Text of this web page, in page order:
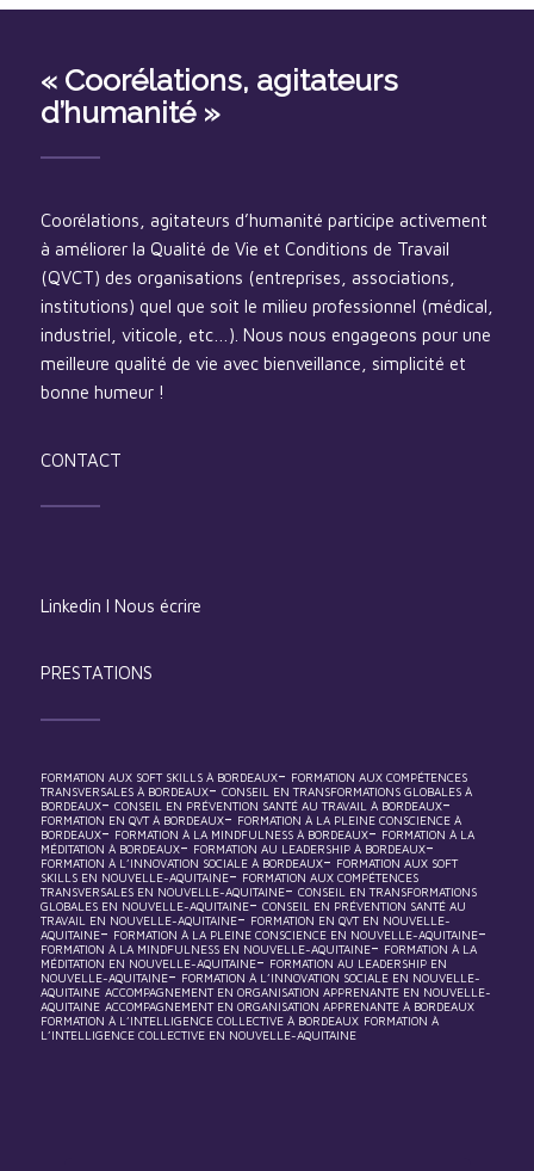
« Coorélations, agitateurs
d’humanité »
Coorélations, agitateurs d’humanité participe activement
à améliorer la Qualité de Vie et Conditions de Travail
(QVCT) des organisations (entreprises, associations,
institutions) quel que soit le milieu professionnel (médical,
industriel, viticole, etc…). Nous nous engageons pour une
meilleure qualité de vie avec bienveillance, simplicité et
bonne humeur !
CONTACT
Linkedin I Nous écrire
PRESTATIONS
FORMATION AUX SOFT SKILLS À BORDEAUX- FORMATION AUX COMPÉTENCES
TRANSVERSALES À BORDEAUX- CONSEIL EN TRANSFORMATIONS GLOBALES À
BORDEAUX- CONSEIL EN PRÉVENTION SANTÉ AU TRAVAIL À BORDEAUX-
FORMATION EN QVT À BORDEAUX- FORMATION À LA PLEINE CONSCIENCE À
BORDEAUX- FORMATION À LA MINDFULNESS À BORDEAUX- FORMATION À LA
MÉDITATION À BORDEAUX- FORMATION AU LEADERSHIP À BORDEAUX-
FORMATION À L’INNOVATION SOCIALE À BORDEAUX- FORMATION AUX SOFT
SKILLS EN NOUVELLE-AQUITAINE- FORMATION AUX COMPÉTENCES
TRANSVERSALES EN NOUVELLE-AQUITAINE- CONSEIL EN TRANSFORMATIONS
GLOBALES EN NOUVELLE-AQUITAINE- CONSEIL EN PRÉVENTION SANTÉ AU
TRAVAIL EN NOUVELLE-AQUITAINE- FORMATION EN QVT EN NOUVELLE-
AQUITAINE- FORMATION À LA PLEINE CONSCIENCE EN NOUVELLE-AQUITAINE-
FORMATION À LA MINDFULNESS EN NOUVELLE-AQUITAINE- FORMATION À LA
MÉDITATION EN NOUVELLE-AQUITAINE- FORMATION AU LEADERSHIP EN
NOUVELLE-AQUITAINE- FORMATION À L’INNOVATION SOCIALE EN NOUVELLE-
AQUITAINE ACCOMPAGNEMENT EN ORGANISATION APPRENANTE EN NOUVELLE-
AQUITAINE ACCOMPAGNEMENT EN ORGANISATION APPRENANTE À BORDEAUX
FORMATION À L’INTELLIGENCE COLLECTIVE À BORDEAUX FORMATION À
L’INTELLIGENCE COLLECTIVE EN NOUVELLE-AQUITAINE